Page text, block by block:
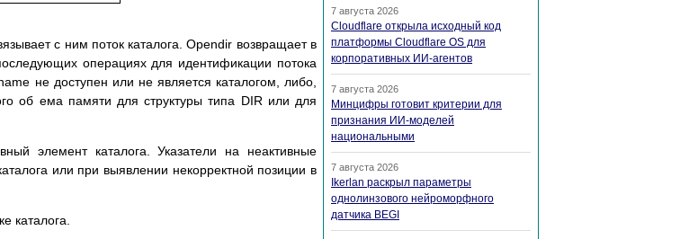
с ним поток каталога. Opendir возвращает в
операциях для идентификации потока
не доступен или не является каталогом, либо,
об ема памяти для структуры типа DIR или для
элемент каталога. Указатели на неактивные
или при выявлении некорректной позиции в
каталога.
7 августа 2026
Cloudflare открыла исходный код
платформы Cloudflare OS для
корпоративных ИИ-агентов
7 августа 2026
Минцифры готовит критерии для
признания ИИ-моделей
национальными
7 августа 2026
Ikerlan раскрыл параметры
однолинзового нейроморфного
датчика BEGI